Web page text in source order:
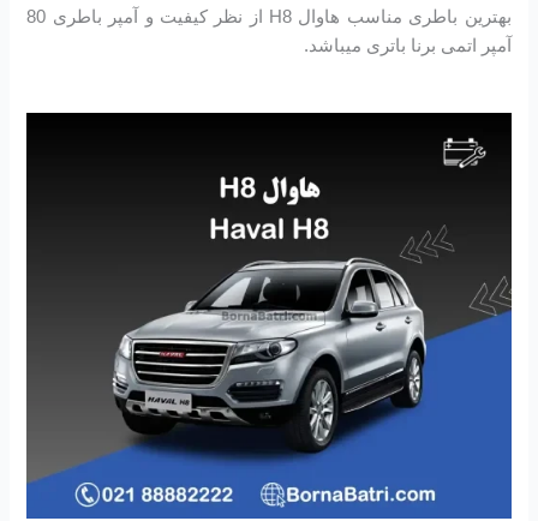
بهترین باطری مناسب هاوال H8 از نظر کیفیت و آمپر باطری 80
آمپر اتمی برنا باتری میباشد.